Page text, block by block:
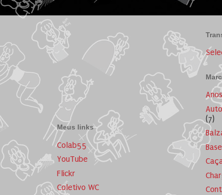
Meus links
Colab55
YouTube
Flickr
Coletivo WC
(7)